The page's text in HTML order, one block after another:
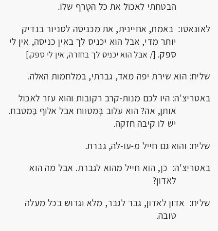
הבטחתי לאכול את כל הטֶרף שלו.
לאונאטו: באמת, אחיינית, את מכניסה לסניור בנדיק
יותר מדי, אבל הוא יכניס לך באין כניסה, אין לי
ספק. [/ אבל הוא יכניס לך בחזרה, אין לי ספק.]
שליח: הוא שירת יפה מאד, גברתי, במלחמות האלה.
באטריצ'ה: היו לכם מנות-קרב רקובות והוא עזר לאכול
אותן, אה? הוא עלוב בְּמטווח אבל אלוף בַּמטבח.
יש לו קיבה חזקה.
שליח: והוא גם חייל מ-עו-לה, גברת.
באטריצ'ה: כן, הוא חייל מהוא לגברת. אבל מה הוא
לאדון?
שליח: אדון לאדון, גבר לגבר, מלא וגדוש בכל מעלה
טובה.